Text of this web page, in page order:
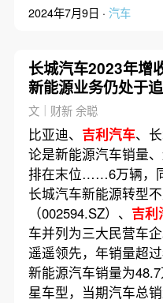
2024年7月9日 · 汽车
长城汽车2023年增
新能源业务仍处于
文｜财新 余聪
比亚迪、 吉利汽车、
论是新能源汽车销量
排在末位……6万辆，
长城汽车新能源转型
（002594.SZ）、 吉利
车并列为三大民营车
遥遥领先，年销量超过
新能源汽车销量为
星车型，当期汽车总